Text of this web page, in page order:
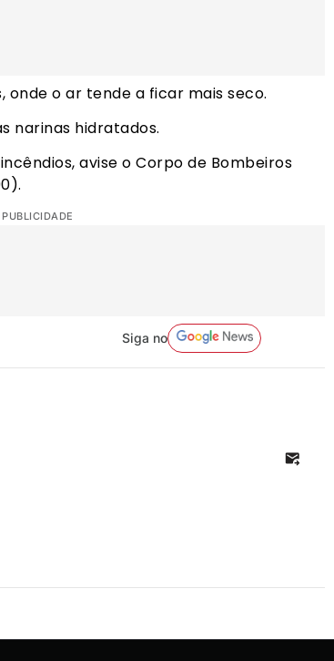
o ar tende a ficar mais seco.
narinas hidratados.
avise o Corpo de Bombeiros
Siga no